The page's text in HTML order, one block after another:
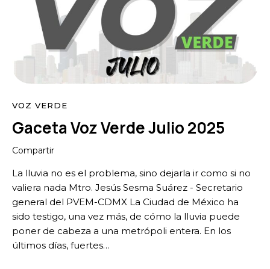
VOZ VERDE
Gaceta Voz Verde Julio 2025
Compartir
La lluvia no es el problema, sino dejarla ir como si no
valiera nada Mtro. Jesús Sesma Suárez - Secretario
general del PVEM-CDMX La Ciudad de México ha
sido testigo, una vez más, de cómo la lluvia puede
poner de cabeza a una metrópoli entera. En los
últimos días, fuertes…